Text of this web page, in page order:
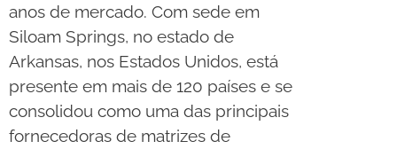
anos de mercado. Com sede em
Siloam Springs, no estado de
Arkansas, nos Estados Unidos, está
presente em mais de 120 países e se
consolidou como uma das principais
fornecedoras de matrizes de